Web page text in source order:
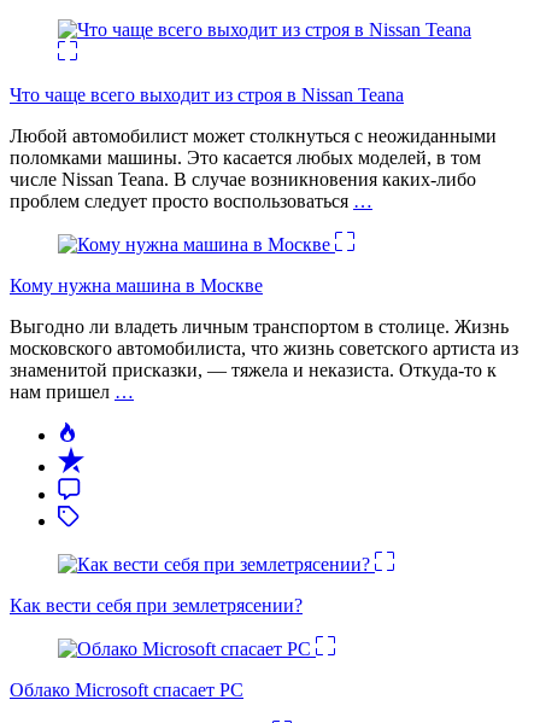
Что чаще всего выходит из строя в Nissan Teana
Любой автомобилист может столкнуться с неожиданными
поломками машины. Это касается любых моделей, в том
числе Nissan Teana. В случае возникновения каких-либо
проблем следует просто воспользоваться …
Кому нужна машина в Москве
Выгодно ли владеть личным транспортом в столице. Жизнь
московского автомобилиста, что жизнь советского артиста из
знаменитой присказки, — тяжела и неказиста. Откуда-то к
нам пришел …
Как вести себя при землетрясении?
Облако Microsoft спасает PC